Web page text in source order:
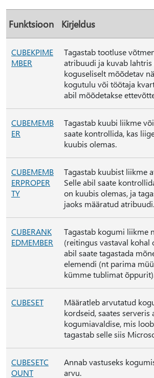
Funktsioon Kirjeldus
CUBEKPIME
MBER
Tagastab tootluse
atribuudi ja kuvab lahtris
koguseliselt mõõdetav
kogutulu või töötaja
abil mõõdetakse
CUBEMEMB
ER
Tagastab kuubi liikme
saate kontrollida, kas
kuubis olemas.
CUBEMEMB
ERPROPER
TY
Tagastab kuubist liikme
Selle abil saate
on kuubis olemas, ja
jaoks määratud atribuudi.
CUBERANK
EDMEMBER
Tagastab kogumi liikme
(reitingus vastaval kohal
abil saate tagastada
elemendi (nt parima
kümme tublimat
CUBESET
Määratleb arvutatud
kordseid, saates serveris
kogumiavaldise, mis
tagastab selle siis
CUBESETC
OUNT
Annab vastuseks
arvu.